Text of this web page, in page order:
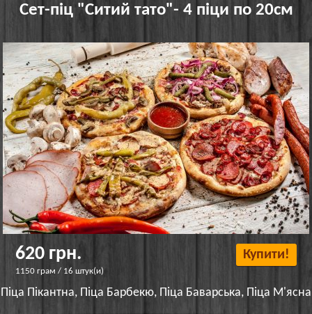
Сет-піц "Ситий тато"- 4 піци по 20см
620 грн.
1150 грам / 16 штук(и)
Купити!
Піца Пікантна, Піца Барбекю, Піца Баварська, Піца М'ясна